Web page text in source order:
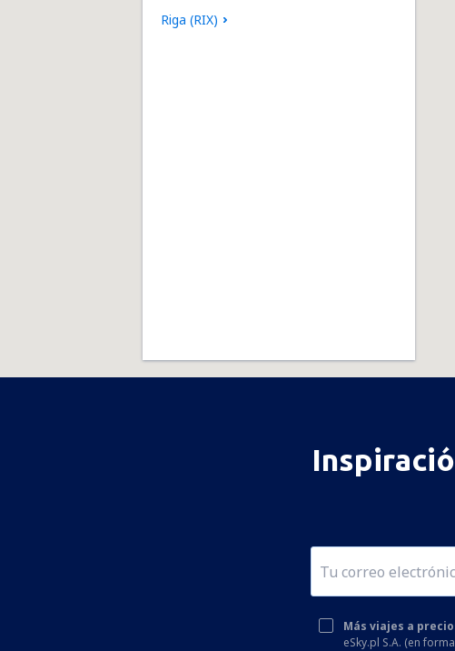
Riga (RIX)
Más viajes a
eSky.pl S.A. (en